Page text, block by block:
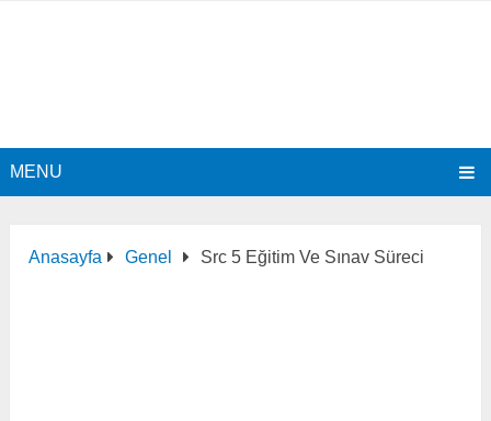
MENU
Anasayfa Genel Src 5 Eğitim Ve Sınav Süreci